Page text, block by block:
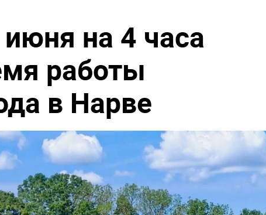
на 4 часа
работы
в Нарве